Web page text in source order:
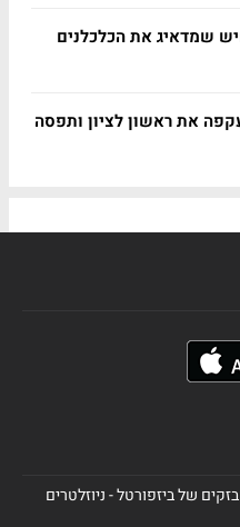
שמדאיג את הכלכלנים
את ראשון לציון ותפסה
של ביזפורטל - ניוזלטרים